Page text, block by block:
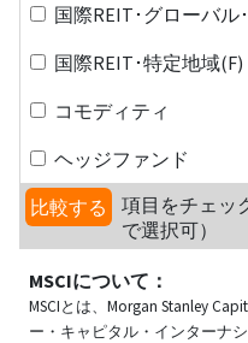
国際REIT･グローバル
国際REIT･特定地域(F)
コモディティ
ヘッジファンド
比較する
項目をチェッ
で選択可）
MSCIについて：
MSCIとは、Morgan Stanley
ー・キャピタル・インターナ